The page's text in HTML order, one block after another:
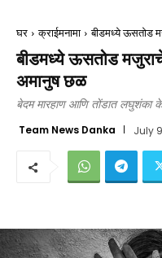
घर क्राईमनामा बीडमध्ये ऊसतोड
बीडमध्ये ऊसतोड
अमानुष छळ
बेदम मारहाण आणि तोंडात लघुशंका
Team News Danka July